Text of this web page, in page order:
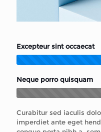
Excepteur sint occaecat
Neque porro quisquam
Curabitur sed iaculis
imperdiet ante eget